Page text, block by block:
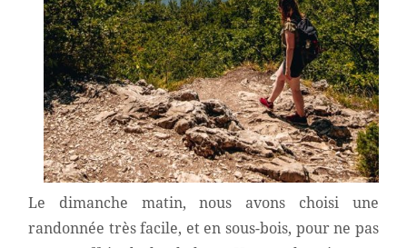
Le dimanche matin, nous avons choisi une
randonnée très facile, et en sous-bois, pour ne pas